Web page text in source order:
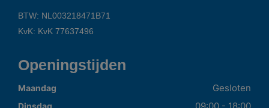
BTW: NL003218471B71
KvK: KvK 77637496
Openingstijden
Maandag Gesloten